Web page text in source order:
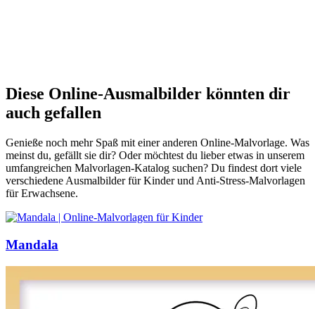
Diese Online-Ausmalbilder könnten dir
auch gefallen
Genieße noch mehr Spaß mit einer anderen Online-Malvorlage. Was
meinst du, gefällt sie dir? Oder möchtest du lieber etwas in unserem
umfangreichen Malvorlagen-Katalog suchen? Du findest dort viele
verschiedene Ausmalbilder für Kinder und Anti-Stress-Malvorlagen
für Erwachsene.
Mandala